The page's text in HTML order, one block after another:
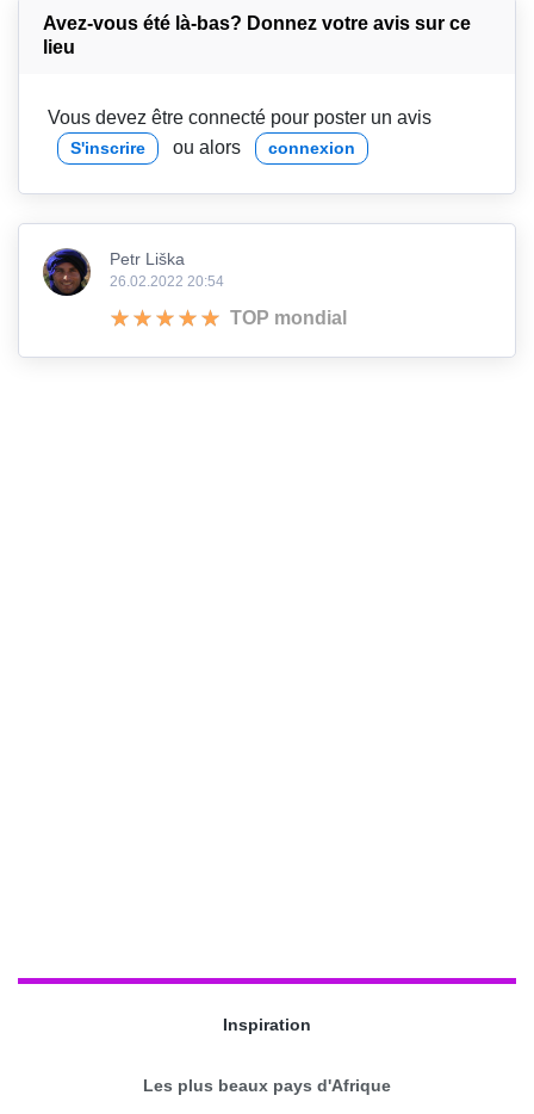
Avez-vous été là-bas? Donnez votre avis sur ce
lieu
Vous devez être connecté pour poster un avis
S'inscrire ou alors connexion
Petr Liška
26.02.2022 20:54
TOP mondial
Inspiration
Les plus beaux pays d'Afrique